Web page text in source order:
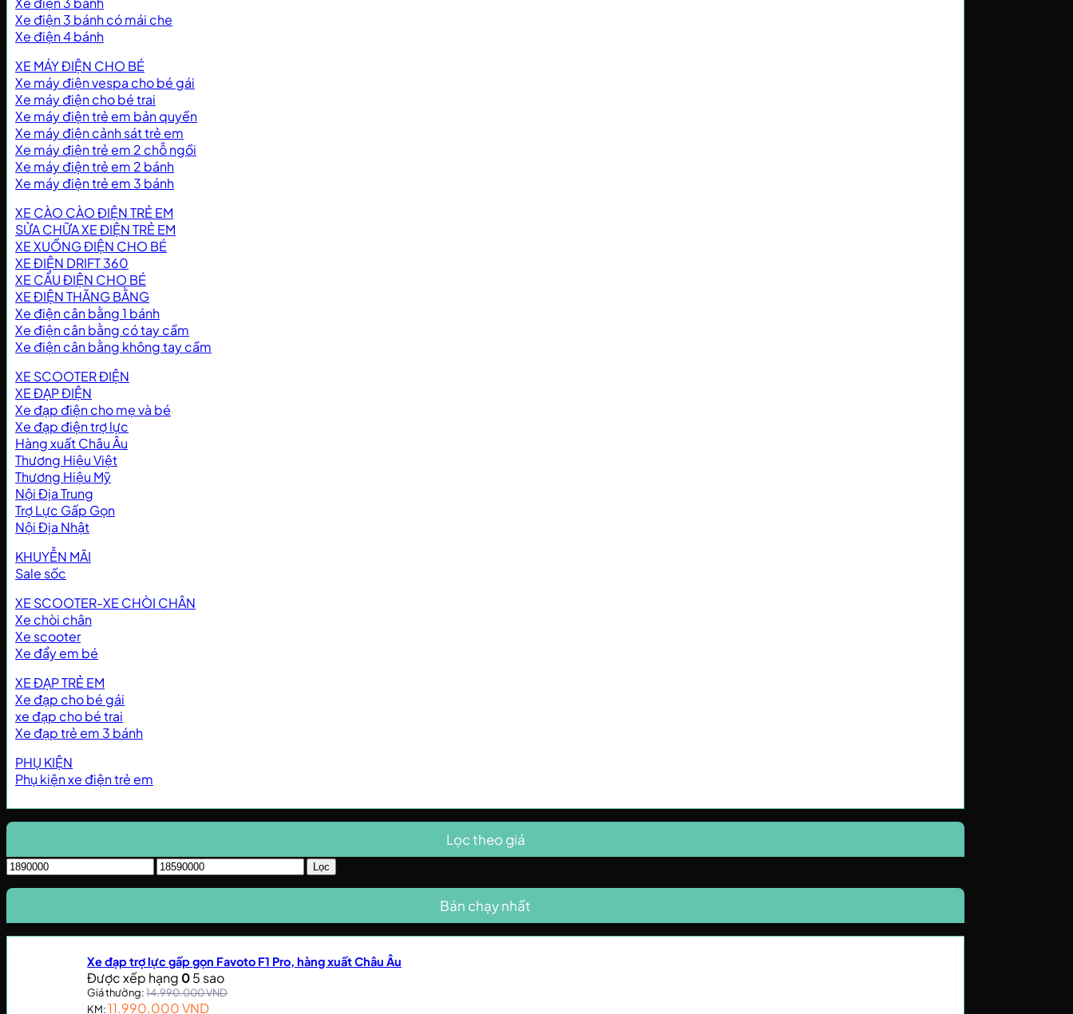
Xe điện 3 bánh có mái che
Xe điện 4 bánh
XE MÁY ĐIỆN CHO BÉ
Xe máy điện vespa cho bé gái
Xe máy điện cho bé trai
Xe máy điện trẻ em bản quyền
Xe máy điện cảnh sát trẻ em
Xe máy điện trẻ em 2 chỗ ngồi
Xe máy điện trẻ em 2 bánh
Xe máy điện trẻ em 3 bánh
XE CÀO CÀO ĐIỆN TRẺ EM
SỬA CHỮA XE ĐIỆN TRẺ EM
XE XUỒNG ĐIỆN CHO BÉ
XE ĐIỆN DRIFT 360
XE CẨU ĐIỆN CHO BÉ
XE ĐIỆN THĂNG BẰNG
Xe điện cân bằng 1 bánh
Xe điện cân bằng có tay cầm
Xe điện cân bằng không tay cầm
XE SCOOTER ĐIỆN
XE ĐẠP ĐIỆN
Xe đạp điện cho mẹ và bé
Xe đạp điện trợ lực
Hàng xuất Châu Âu
Thương Hiệu Việt
Thương Hiệu Mỹ
Nội Địa Trung
Trợ Lực Gấp Gọn
Nội Địa Nhật
KHUYỄN MÃI
Sale sốc
XE SCOOTER-XE CHÒI CHÂN
Xe chòi chân
Xe scooter
Xe đẩy em bé
XE ĐẠP TRẺ EM
Xe đạp cho bé gái
xe đạp cho bé trai
Xe đạp trẻ em 3 bánh
PHỤ KIỆN
Phụ kiện xe điện trẻ em
Lọc theo giá
Giá
thiểu
Giá
Lọc
Bán chạy nhất
Xe đạp trợ lực gấp gọn Favoto F1 Pro, hàng xuất Châu Âu
Được xếp hạng 05 sao
Giá thường:14.990.000VND
KM:11.990.000VND